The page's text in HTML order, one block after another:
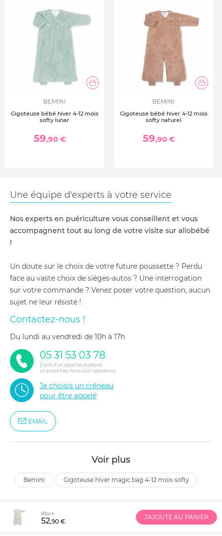
BEMINI
Gigoteuse bébé hiver 4-12 mois
softy lunar
59,90 €
BEMINI
Gigoteuse bébé hiver 4-12 mois
softy naturel
59,90 €
Une équipe d'experts à votre service
Nos experts en puériculture vous conseillent et vous
accompagnent tout au long de votre visite sur allobébé
!
Un doute sur le choix de votre future poussette ? Perdu
face au vaste choix de sièges-autos ? Une interrogation
sur votre commande ? Venez poser votre question, aucun
sujet ne leur résiste !
Contactez-nous !
du lundi au vendredi de 10h à 17h
05 31 53 03 78
(Coût d'un appel local depuis
un poste fixe, hors coût opérateur)
Je choisis un créneau
pour être appelé
EMAIL
Voir plus
bemini gigoteuse hiver magic bag 4-12 mois softy
59,90 €
52,90 €
J'AJOUTE AU PANIER